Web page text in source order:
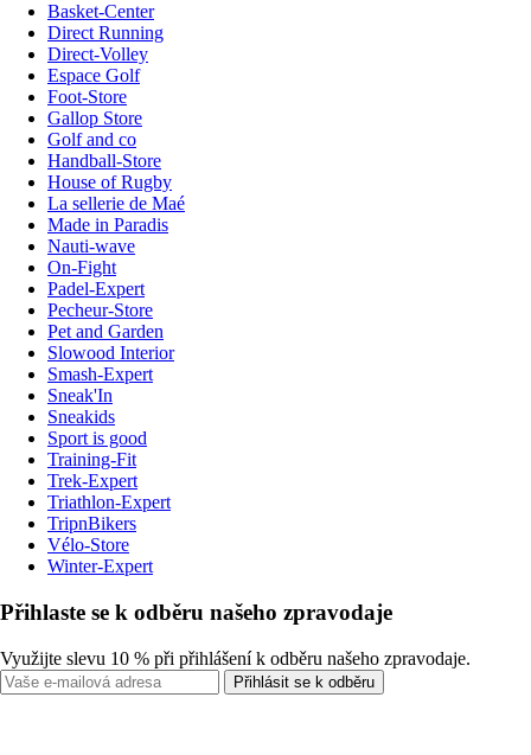
Basket-Center
Direct Running
Direct-Volley
Espace Golf
Foot-Store
Gallop Store
Golf and co
Handball-Store
House of Rugby
La sellerie de Maé
Made in Paradis
Nauti-wave
On-Fight
Padel-Expert
Pecheur-Store
Pet and Garden
Slowood Interior
Smash-Expert
Sneak'In
Sneakids
Sport is good
Training-Fit
Trek-Expert
Triathlon-Expert
TripnBikers
Vélo-Store
Winter-Expert
Přihlaste se k odběru našeho zpravodaje
Využijte slevu 10 % při přihlášení k odběru našeho zpravodaje.
Přihlásit se k odběru